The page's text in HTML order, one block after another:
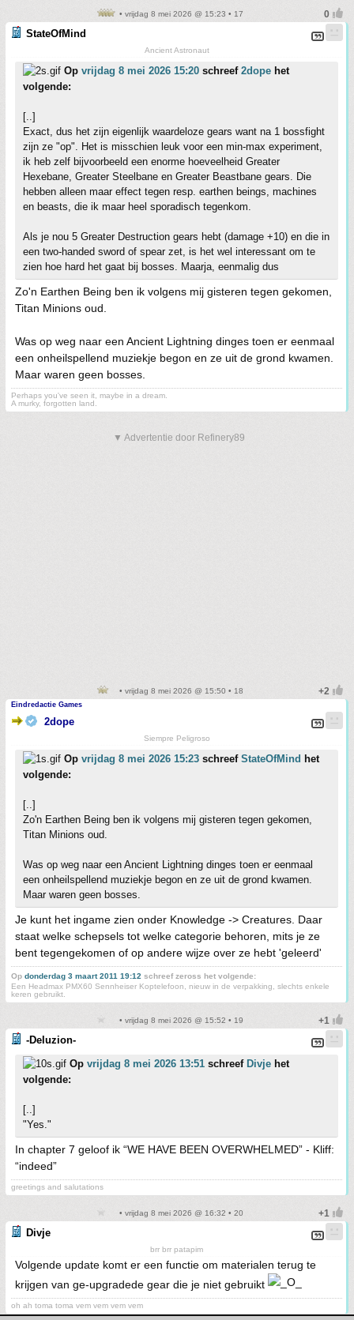
• vrijdag 8 mei 2026 @ 15:23 • 17
StateOfMind
Ancient Astronaut
Op vrijdag 8 mei 2026 15:20 schreef 2dope het
volgende:
[..]
Exact, dus het zijn eigenlijk waardeloze gears want na 1 bossfight
zijn ze "op". Het is misschien leuk voor een min-max experiment,
ik heb zelf bijvoorbeeld een enorme hoeveelheid Greater
Hexebane, Greater Steelbane en Greater Beastbane gears. Die
hebben alleen maar effect tegen resp. earthen beings, machines
en beasts, die ik maar heel sporadisch tegenkom.
Als je nou 5 Greater Destruction gears hebt (damage +10) en die in
een two-handed sword of spear zet, is het wel interessant om te
zien hoe hard het gaat bij bosses. Maarja, eenmalig dus
Zo'n Earthen Being ben ik volgens mij gisteren tegen gekomen,
Titan Minions oud.
Was op weg naar een Ancient Lightning dinges toen er eenmaal
een onheilspellend muziekje begon en ze uit de grond kwamen.
Maar waren geen bosses.
Perhaps you've seen it, maybe in a dream.
A murky, forgotten land.
▼ Advertentie door Refinery89
• vrijdag 8 mei 2026 @ 15:50 • 18
Eindredactie Games
2dope
Siempre Peligroso
Op vrijdag 8 mei 2026 15:23 schreef StateOfMind het
volgende:
[..]
Zo'n Earthen Being ben ik volgens mij gisteren tegen gekomen,
Titan Minions oud.
Was op weg naar een Ancient Lightning dinges toen er eenmaal
een onheilspellend muziekje begon en ze uit de grond kwamen.
Maar waren geen bosses.
Je kunt het ingame zien onder Knowledge -> Creatures. Daar
staat welke schepsels tot welke categorie behoren, mits je ze
bent tegengekomen of op andere wijze over ze hebt 'geleerd'
Op donderdag 3 maart 2011 19:12 schreef zeross het volgende:
Een Headmax PMX60 Sennheiser Koptelefoon, nieuw in de verpakking, slechts enkele
keren gebruikt.
• vrijdag 8 mei 2026 @ 15:52 • 19
-Deluzion-
Op vrijdag 8 mei 2026 13:51 schreef Divje het
volgende:
[..]
"Yes."
In chapter 7 geloof ik “WE HAVE BEEN OVERWHELMED” - Kliff:
“indeed”
greetings and salutations
• vrijdag 8 mei 2026 @ 16:32 • 20
Divje
brr brr patapim
Volgende update komt er een functie om materialen terug te
krijgen van ge-upgradede gear die je niet gebruikt
oh ah toma toma vem vem vem vem